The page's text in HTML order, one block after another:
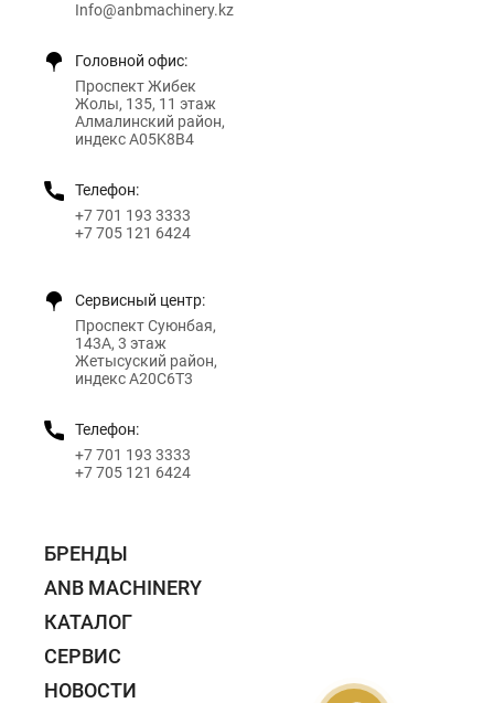
Info@anbmachinery.kz
Головной офис:
Проспект Жибек
Жолы, 135, 11 этаж
Алмалинский район,
индекс A05K8B4
Телефон:
+7 701 193 3333
+7 705 121 6424
Сервисный центр:
Проспект Суюнбая,
143А, 3 этаж
Жетысуский район,
индекс A20C6T3
Телефон:
+7 701 193 3333
+7 705 121 6424
БРЕНДЫ
ANB MACHINERY
КАТАЛОГ
СЕРВИС
НОВОСТИ